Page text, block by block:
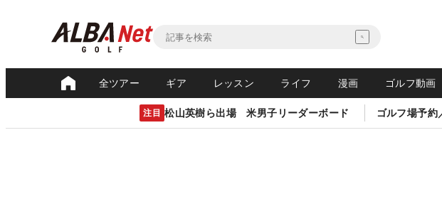
全ツアー ギア レッスン ライフ 漫画 ゴルフ動画
注目 松山英樹ら出場 米男子リーダーボード ゴルフ場予約